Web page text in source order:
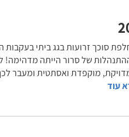
סוכך זרועות בגג ביתי
של סרור הייתה מדהימה!
מוקפדת ואסתטית ומעבר
עוד